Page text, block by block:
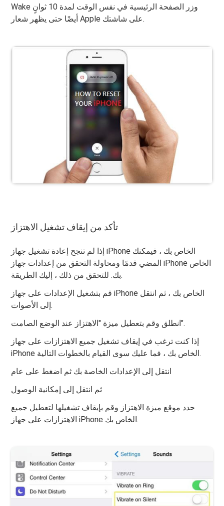
Wake وزر الصفحة الرئيسية في نفس الوقت لمدة 10 ثوانٍ
أيضًا حتى يظهر شعار Apple على شاشتك.
تأكد من إيقاف تشغيل الاهتزاز
إذا لم تنجح إعادة تشغيل جهاز iPhone الخاص بك ، فيمكنك
المضي قدمًا ومحاولة التحقق من إعدادات جهاز iPhone الخاص
بك. للتحقق من ذلك ، إليك الطريقة.
قم بتشغيل الإعدادات على جهاز iPhone الخاص بك ، ثم انتقل
إلى الأصوات.
انطلق وقم بتعطيل ميزة "الاهتزاز عند الوضع الصامت".
إذا كنت ترغب في إيقاف تشغيل جميع الاهتزازات على جهاز
iPhone الخاص بك ، فما عليك سوى القيام بالخطوات التالية.
انتقل إلى الإعدادات الخاصة بك ثم اضغط على عام
ثم انتقل إلى إمكانية الوصول
حدد موقع ميزة الاهتزاز وقم بإيقاف تشغيلها لتعطيل جميع
الاهتزازات على جهاز iPhone الخاص بك.